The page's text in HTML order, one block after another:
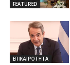
FEATURED
ΕΠΙΚΑΙΡΟΤΗΤΑ